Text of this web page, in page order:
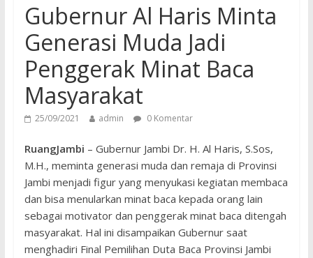
Gubernur Al Haris Minta
Generasi Muda Jadi
Penggerak Minat Baca
Masyarakat
25/09/2021 admin 0 Komentar
RuangJambi – Gubernur Jambi Dr. H. Al Haris, S.Sos,
M.H., meminta generasi muda dan remaja di Provinsi
Jambi menjadi figur yang menyukasi kegiatan membaca
dan bisa menularkan minat baca kepada orang lain
sebagai motivator dan penggerak minat baca ditengah
masyarakat. Hal ini disampaikan Gubernur saat
menghadiri Final Pemilihan Duta Baca Provinsi Jambi